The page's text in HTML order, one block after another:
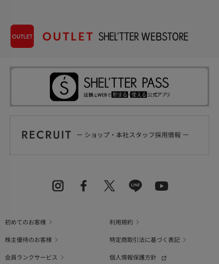
初めてのお客様
利用規約
株主優待のお客様
特定商取引法に基づく表記
会員ランクサービス
個人情報保護方針